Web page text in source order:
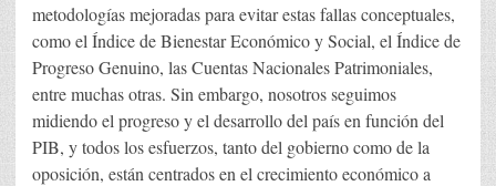
metodologías mejoradas para evitar estas fallas conceptuales,
como el Índice de Bienestar Económico y Social, el Índice de
Progreso Genuino, las Cuentas Nacionales Patrimoniales,
entre muchas otras. Sin embargo, nosotros seguimos
midiendo el progreso y el desarrollo del país en función del
PIB, y todos los esfuerzos, tanto del gobierno como de la
oposición, están centrados en el crecimiento económico a